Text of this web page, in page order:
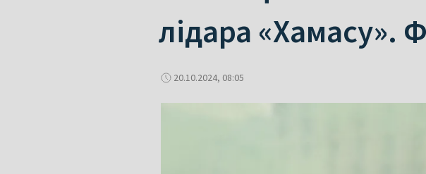
лідара «‎Хамасу».
20.10.2024, 08:05